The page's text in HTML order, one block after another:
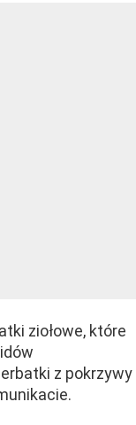
ziołowe, które
z pokrzywy